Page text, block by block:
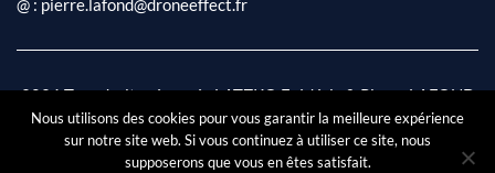
@ : pierre.lafond@droneeffect.fr
2026 Tous droits réservés LATZKO Frédéric & Pierre LAFOND
Conception & réalisation parAFA-Multimédia SARL|Mentions
légales| Politique de confidentialité
Nous utilisons des cookies pour vous garantir la meilleure expérience
sur notre site web. Si vous continuez à utiliser ce site, nous
supposerons que vous en êtes satisfait.